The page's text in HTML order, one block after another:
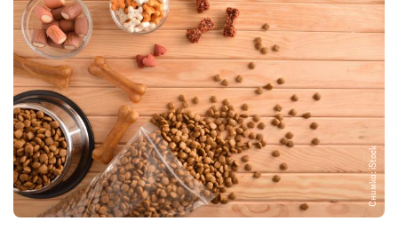
Снимка: iStock